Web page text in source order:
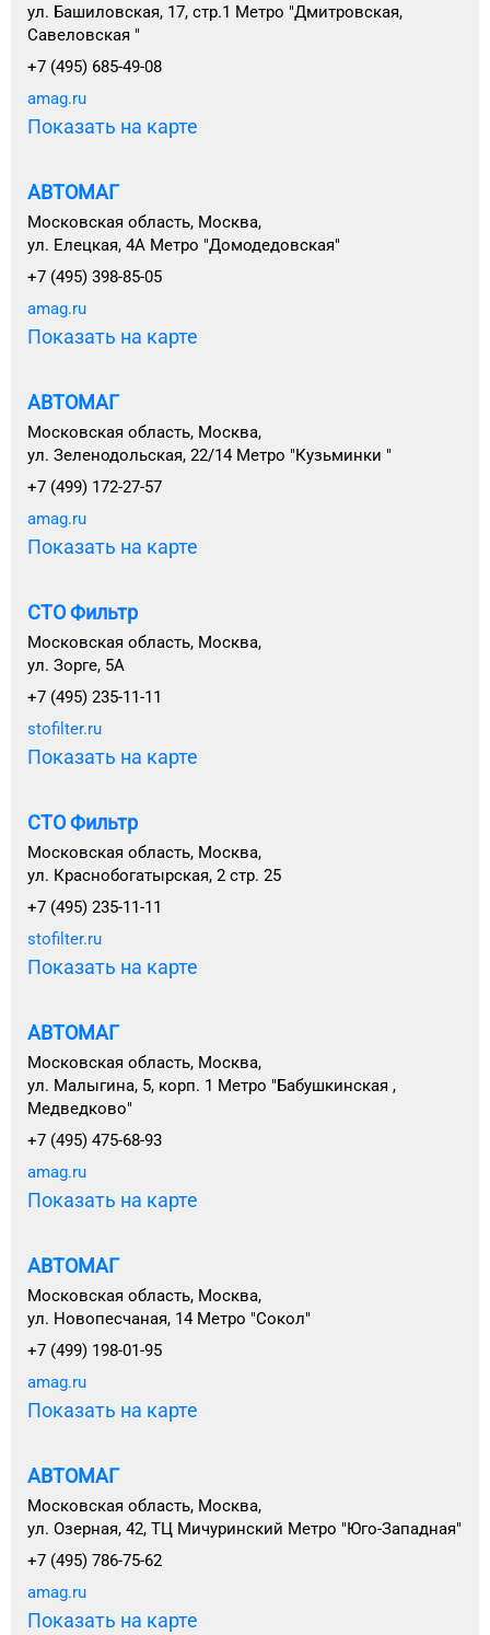
ул. Башиловская, 17, стр.1 Метро "Дмитровская,
Савеловская "
+7 (495) 685-49-08
amag.ru
Показать на карте
АВТОМАГ
Московская область, Москва,
ул. Елецкая, 4А Метро "Домодедовская"
+7 (495) 398-85-05
amag.ru
Показать на карте
АВТОМАГ
Московская область, Москва,
ул. Зеленодольская, 22/14 Метро "Кузьминки "
+7 (499) 172-27-57
amag.ru
Показать на карте
СТО Фильтр
Московская область, Москва,
ул. Зорге, 5А
+7 (495) 235-11-11
stofilter.ru
Показать на карте
СТО Фильтр
Московская область, Москва,
ул. Краснобогатырская, 2 стр. 25
+7 (495) 235-11-11
stofilter.ru
Показать на карте
АВТОМАГ
Московская область, Москва,
ул. Малыгина, 5, корп. 1 Метро "Бабушкинская ,
Медведково"
+7 (495) 475-68-93
amag.ru
Показать на карте
АВТОМАГ
Московская область, Москва,
ул. Новопесчаная, 14 Метро "Сокол"
+7 (499) 198-01-95
amag.ru
Показать на карте
АВТОМАГ
Московская область, Москва,
ул. Озерная, 42, ТЦ Мичуринский Метро "Юго-Западная"
+7 (495) 786-75-62
amag.ru
Показать на карте